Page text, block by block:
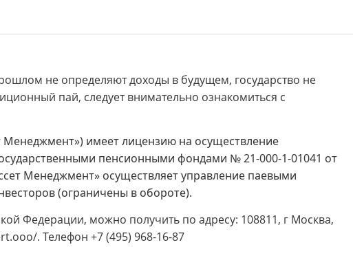
не определяют доходы в будущем, государство не
пай, следует внимательно ознакомиться с
имеет лицензию на осуществление
пенсионными фондами № 21-000-1-01041 от
Менеджмент» осуществляет управление паевыми
(ограничены в обороте).
Федерации, можно получить по адресу: 108811, г Москва,
. Телефон +7 (495) 968-16-87